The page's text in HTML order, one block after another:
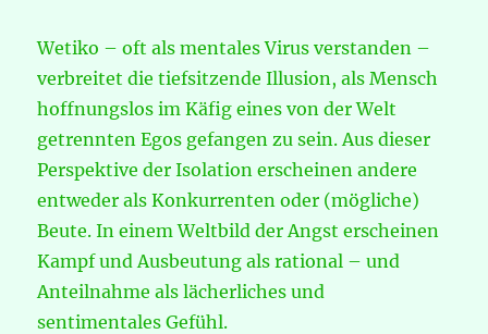
Wetiko – oft als mentales Virus verstanden –
verbreitet die tiefsitzende Illusion, als Mensch
hoffnungslos im Käfig eines von der Welt
getrennten Egos gefangen zu sein. Aus dieser
Perspektive der Isolation erscheinen andere
entweder als Konkurrenten oder (mögliche)
Beute. In einem Weltbild der Angst erscheinen
Kampf und Ausbeutung als rational – und
Anteilnahme als lächerliches und
sentimentales Gefühl.